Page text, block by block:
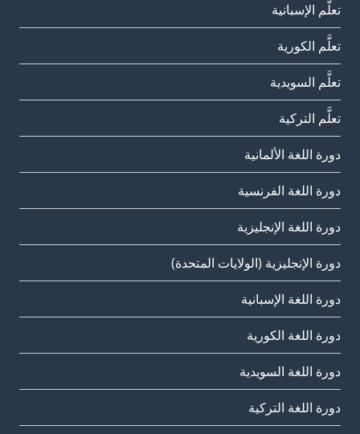
تعلَّم الإسبانية
تعلَّم الكورية
تعلَّم السويدية
تعلَّم التركية
دورة اللغة الألمانية
دورة اللغة الفرنسية
دورة اللغة الإنجليزية
دورة الإنجليزية (الولايات المتحدة)
دورة اللغة الإسبانية
دورة اللغة الكورية
دورة اللغة السويدية
دورة اللغة التركية